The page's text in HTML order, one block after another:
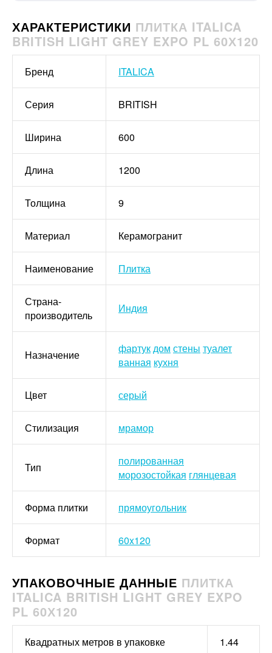
ХАРАКТЕРИСТИКИ ПЛИТКА ITALICA
BRITISH LIGHT GREY EXPO PL 60Х120
Бренд ITALICA
Серия BRITISH
Ширина 600
Длина 1200
Толщина 9
Материал Керамогранит
Наименование Плитка
Страна-
производитель
Индия
Назначение фартукдом стены туалет
ванная кухня
Цвет серый
Стилизация мрамор
Тип
полированная
морозостойкая глянцевая
Форма плитки прямоугольник
Формат 60x120
УПАКОВОЧНЫЕ ДАННЫЕ ПЛИТКА
ITALICA BRITISH LIGHT GREY EXPO
PL 60Х120
Квадратных метров в упаковке 1.44